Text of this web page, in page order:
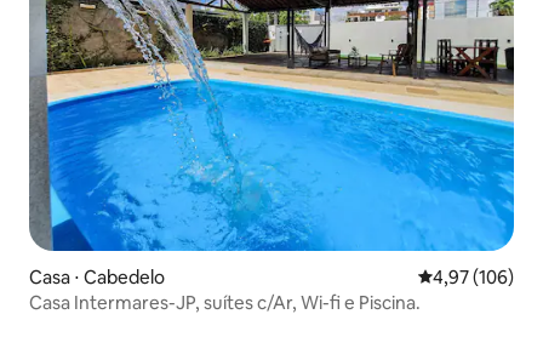
Casa ⋅ Cabedelo 4,97 de uma
4,97 (106)
Casa Intermares-JP, suítes c/Ar, Wi-fi e Piscina.